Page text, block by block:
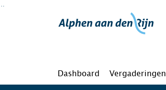
Ga naar de inhoud van deze pagina
Dashboard Vergaderingen